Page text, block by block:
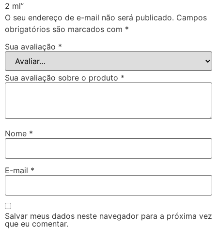
2 ml”
O seu endereço de e-mail não será publicado. Campos
obrigatórios são marcados com *
Sua avaliação *
Sua avaliação sobre o produto *
Nome *
E-mail *
Salvar meus dados neste navegador para a próxima vez
que eu comentar.